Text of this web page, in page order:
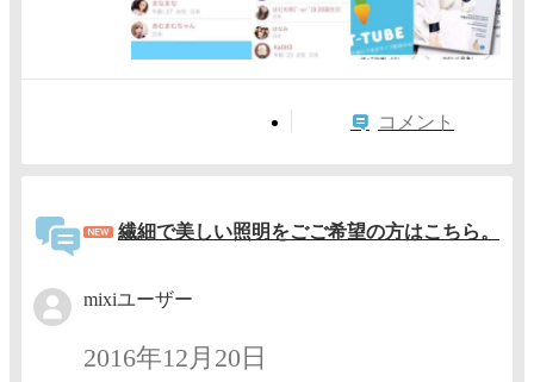
コメント
繊細で美しい照明をごご希望の方はこちら。
mixiユーザー
2016年12月20日